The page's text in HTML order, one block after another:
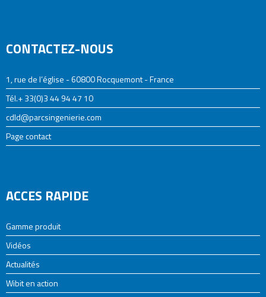
CONTACTEZ-NOUS
1, rue de l’église - 60800 Rocquemont - France
Tél.+ 33(0)3 44 94 47 10
cdld@parcsingenierie.com
Page contact
ACCES RAPIDE
Gamme produit
Vidéos
Actualités
Wibit en action